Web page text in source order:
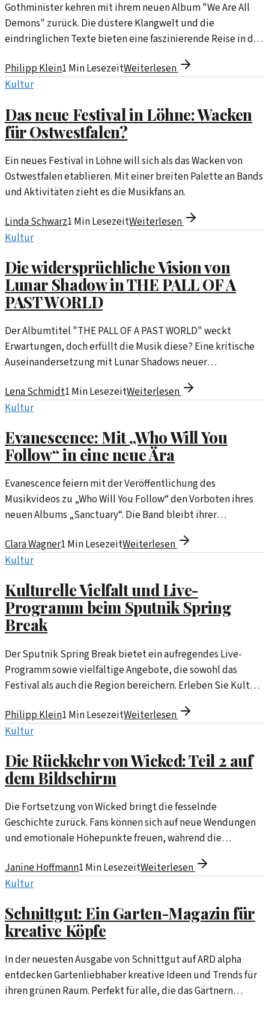
Gothminister kehren mit ihrem neuen Album "We Are All
Demons" zurück. Die düstere Klangwelt und die
eindringlichen Texte bieten eine faszinierende Reise in die
Philipp Klein1 Min LesezeitWeiterlesen
Kultur
Das neue Festival in Löhne: Wacken
für Ostwestfalen?
Ein neues Festival in Löhne will sich als das Wacken von
Ostwestfalen etablieren. Mit einer breiten Palette an Bands
und Aktivitäten zieht es die Musikfans an.
Linda Schwarz1 Min LesezeitWeiterlesen
Kultur
Die widersprüchliche Vision von
Lunar Shadow in THE PALL OF A
PAST WORLD
Der Albumtitel "THE PALL OF A PAST WORLD" weckt
Erwartungen, doch erfüllt die Musik diese? Eine kritische
Auseinandersetzung mit Lunar Shadows neuer
Lena Schmidt1 Min LesezeitWeiterlesen
Kultur
Evanescence: Mit „Who Will You
Follow“ in eine neue Ära
Evanescence feiern mit der Veröffentlichung des
Musikvideos zu „Who Will You Follow“ den Vorboten ihres
neuen Albums „Sanctuary“. Die Band bleibt ihrer
Clara Wagner1 Min LesezeitWeiterlesen
Kultur
Kulturelle Vielfalt und Live-
Programm beim Sputnik Spring
Break
Der Sputnik Spring Break bietet ein aufregendes Live-
Programm sowie vielfältige Angebote, die sowohl das
Festival als auch die Region bereichern. Erleben Sie Kultur,
Atmosphäre.
Philipp Klein1 Min LesezeitWeiterlesen
Kultur
Die Rückkehr von Wicked: Teil 2 auf
dem Bildschirm
Die Fortsetzung von Wicked bringt die fesselnde
Geschichte zurück. Fans können sich auf neue Wendungen
und emotionale Höhepunkte freuen, während die
Janine Hoffmann1 Min LesezeitWeiterlesen
Kultur
Schnittgut: Ein Garten-Magazin für
kreative Köpfe
In der neuesten Ausgabe von Schnittgut auf ARD alpha
entdecken Gartenliebhaber kreative Ideen und Trends für
ihren grünen Raum. Perfekt für alle, die das Gärtnern